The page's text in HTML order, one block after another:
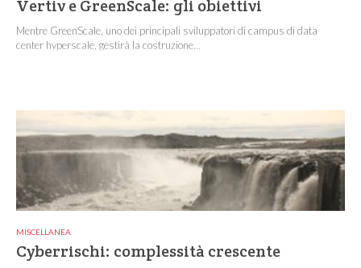
Vertiv e GreenScale: gli obiettivi
Mentre GreenScale, uno dei principali sviluppatori di campus di data
center hyperscale, gestirà la costruzione...
MISCELLANEA
Cyberrischi: complessità crescente